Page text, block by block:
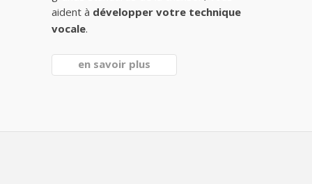
aident à développer votre technique
vocale.
en savoir plus